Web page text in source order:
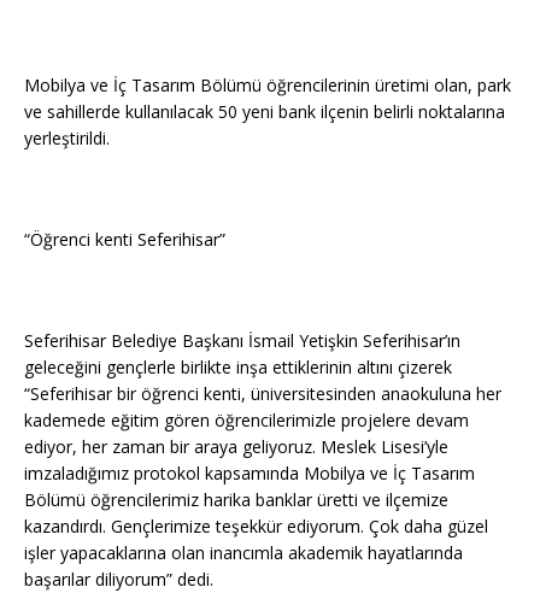
Mobilya ve İç Tasarım Bölümü öğrencilerinin üretimi olan, park
ve sahillerde kullanılacak 50 yeni bank ilçenin belirli noktalarına
yerleştirildi.
“Öğrenci kenti Seferihisar”
Seferihisar Belediye Başkanı İsmail Yetişkin Seferihisar’ın
geleceğini gençlerle birlikte inşa ettiklerinin altını çizerek
“Seferihisar bir öğrenci kenti, üniversitesinden anaokuluna her
kademede eğitim gören öğrencilerimizle projelere devam
ediyor, her zaman bir araya geliyoruz. Meslek Lisesi’yle
imzaladığımız protokol kapsamında Mobilya ve İç Tasarım
Bölümü öğrencilerimiz harika banklar üretti ve ilçemize
kazandırdı. Gençlerimize teşekkür ediyorum. Çok daha güzel
işler yapacaklarına olan inancımla akademik hayatlarında
başarılar diliyorum” dedi.